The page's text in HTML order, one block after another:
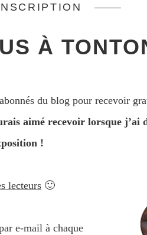
À
abonnés du blog pour recevoir
aimé recevoir lorsque j’ai
!
lecteurs 🙂
e-mail à chaque